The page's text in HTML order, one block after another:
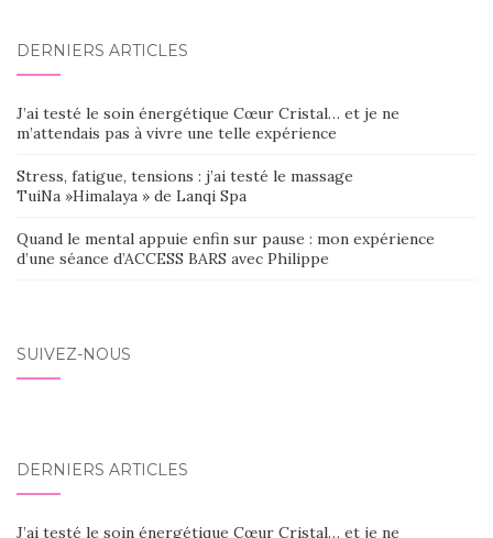
DERNIERS ARTICLES
J’ai testé le soin énergétique Cœur Cristal… et je ne
m’attendais pas à vivre une telle expérience
Stress, fatigue, tensions : j’ai testé le massage
TuiNa »Himalaya » de Lanqi Spa
Quand le mental appuie enfin sur pause : mon expérience
d’une séance d’ACCESS BARS avec Philippe
SUIVEZ-NOUS
DERNIERS ARTICLES
J’ai testé le soin énergétique Cœur Cristal… et je ne